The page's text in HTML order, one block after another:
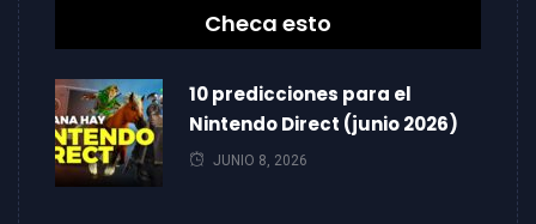
Checa esto
10 predicciones para el
Nintendo Direct (junio 2026)
JUNIO 8, 2026